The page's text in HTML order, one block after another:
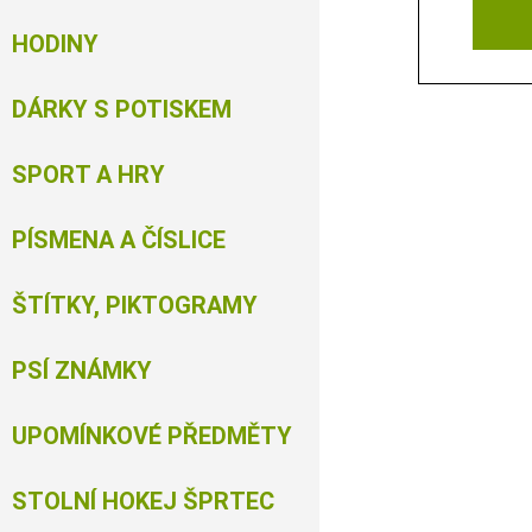
HODINY
DÁRKY S POTISKEM
SPORT A HRY
PÍSMENA A ČÍSLICE
ŠTÍTKY, PIKTOGRAMY
PSÍ ZNÁMKY
UPOMÍNKOVÉ PŘEDMĚTY
STOLNÍ HOKEJ ŠPRTEC